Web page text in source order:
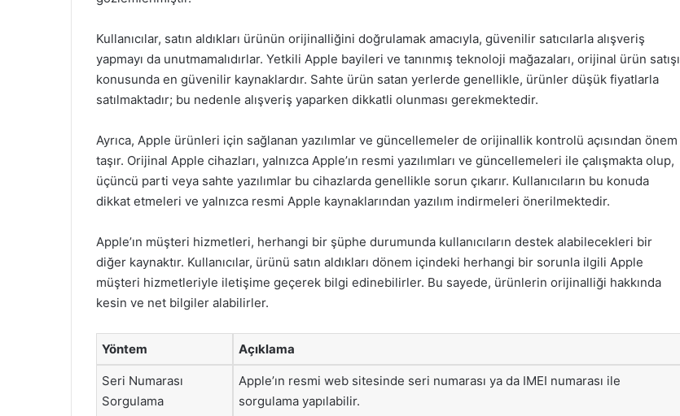
Kullanıcılar, satın aldıkları ürünün orijinalliğini doğrulamak amacıyla, güvenilir satıcılarla alışveriş
yapmayı da unutmamalıdırlar. Yetkili Apple bayileri ve tanınmış teknoloji mağazaları, orijinal ürün satışı
konusunda en güvenilir kaynaklardır. Sahte ürün satan yerlerde genellikle, ürünler düşük fiyatlarla
satılmaktadır; bu nedenle alışveriş yaparken dikkatli olunması gerekmektedir.
Ayrıca, Apple ürünleri için sağlanan yazılımlar ve güncellemeler de orijinallik kontrolü açısından önem
taşır. Orijinal Apple cihazları, yalnızca Apple’ın resmi yazılımları ve güncellemeleri ile çalışmakta olup,
üçüncü parti veya sahte yazılımlar bu cihazlarda genellikle sorun çıkarır. Kullanıcıların bu konuda
dikkat etmeleri ve yalnızca resmi Apple kaynaklarından yazılım indirmeleri önerilmektedir.
Apple’ın müşteri hizmetleri, herhangi bir şüphe durumunda kullanıcıların destek alabilecekleri bir
diğer kaynaktır. Kullanıcılar, ürünü satın aldıkları dönem içindeki herhangi bir sorunla ilgili Apple
müşteri hizmetleriyle iletişime geçerek bilgi edinebilirler. Bu sayede, ürünlerin orijinalliği hakkında
kesin ve net bilgiler alabilirler.
Yöntem Açıklama
Seri Numarası
Sorgulama
Apple’ın resmi web sitesinde seri numarası ya da IMEI numarası ile
sorgulama yapılabilir.